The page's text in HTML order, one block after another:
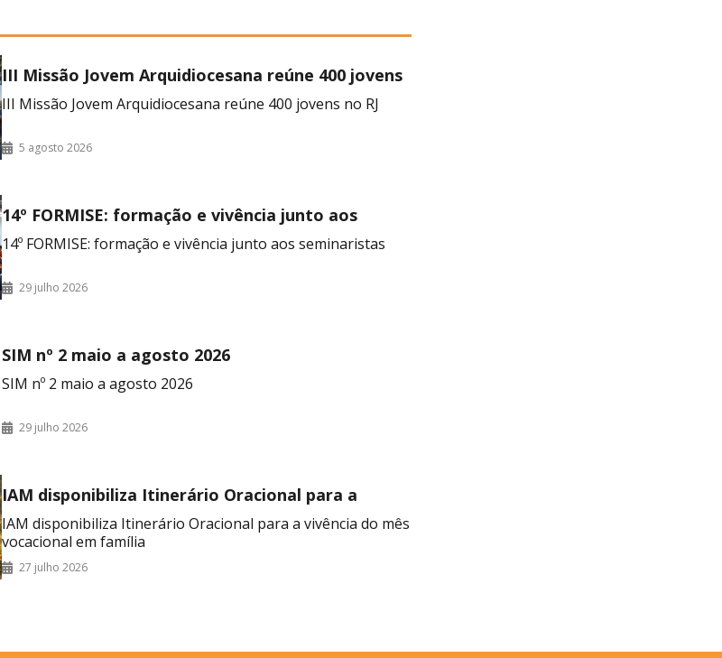
III Missão Jovem Arquidiocesana reúne 400 jovens
no RJ
III Missão Jovem Arquidiocesana reúne 400 jovens no RJ
5 agosto 2026
14º FORMISE: formação e vivência junto aos
seminaristas
14º FORMISE: formação e vivência junto aos seminaristas
29 julho 2026
SIM nº 2 maio a agosto 2026
SIM nº 2 maio a agosto 2026
29 julho 2026
IAM disponibiliza Itinerário Oracional para a
vivência do mês vocacional em família
IAM disponibiliza Itinerário Oracional para a vivência do mês
vocacional em família
27 julho 2026